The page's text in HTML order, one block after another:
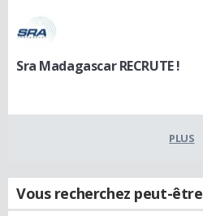
Sra Madagascar RECRUTE !
PLUS
Vous recherchez peut-être